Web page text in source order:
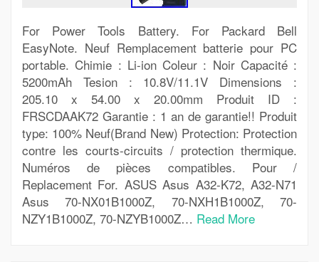
For Power Tools Battery. For Packard Bell
EasyNote. Neuf Remplacement batterie pour PC
portable. Chimie : Li-ion Coleur : Noir Capacité :
5200mAh Tesion : 10.8V/11.1V Dimensions :
205.10 x 54.00 x 20.00mm Produit ID :
FRSCDAAK72 Garantie : 1 an de garantie!! Produit
type: 100% Neuf(Brand New) Protection: Protection
contre les courts-circuits / protection thermique.
Numéros de pièces compatibles. Pour /
Replacement For. ASUS Asus A32-K72, A32-N71
Asus 70-NX01B1000Z, 70-NXH1B1000Z, 70-
NZY1B1000Z, 70-NZYB1000Z… Read More